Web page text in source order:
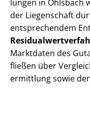
lun­gen in Ohlsbach
der Liegenschaft
entsprechendem
Marktdaten des
fließen über
ermitt­lung sowie